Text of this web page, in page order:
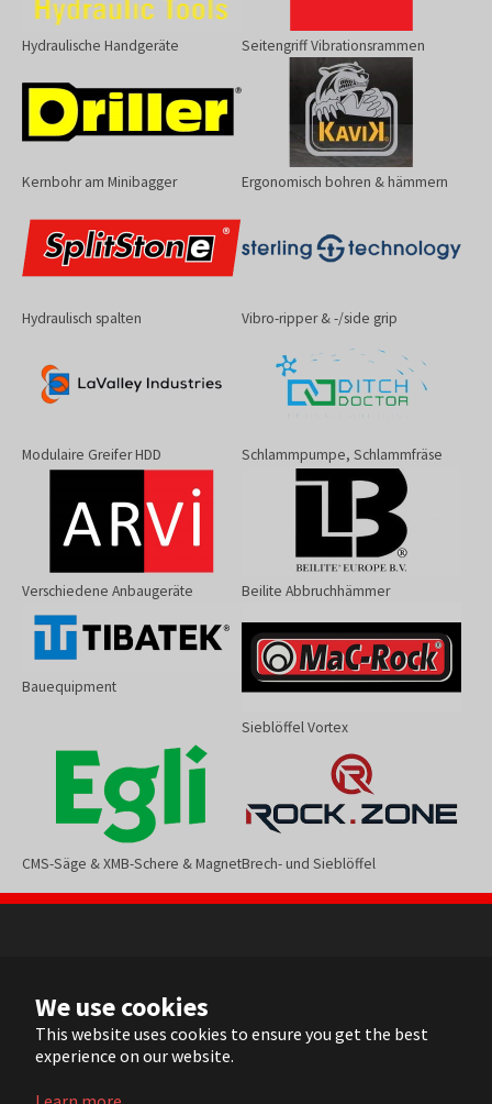
We use cookies
This website uses cookies to ensure you get the best
experience on our website.
Hydraulische Handgeräte Seitengriff Vibrationsrammen
Kernbohr am Minibagger Ergonomisch bohren & hämmern
Hydraulisch spalten Vibro-ripper & -/side grip
Modulaire Greifer HDD Schlammpumpe, Schlammfräse
Verschiedene Anbaugeräte Beilite Abbruchhämmer
Bauequipment
Sieblöffel Vortex
CMS-Säge & XMB-Schere & MagnetBrech- und Sieblöffel
FR
EN
DE